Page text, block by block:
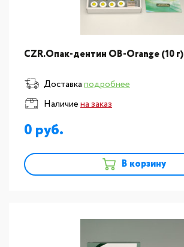
CZR.Опак-дентин OB-Orange (10 г)
Доставкаподробнее
Наличиена заказ
0
В корзину